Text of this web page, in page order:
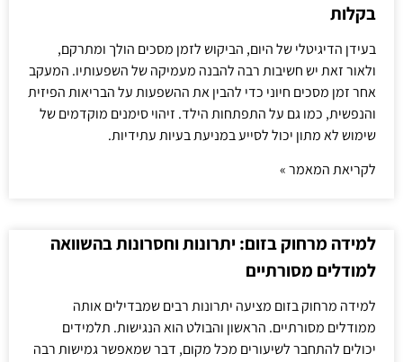
בקלות
בעידן הדיגיטלי של היום, הביקוש לזמן מסכים הולך ומתרקם,
ולאור זאת יש חשיבות רבה להבנה מעמיקה של השפעותיו. המעקב
אחר זמן מסכים חיוני כדי להבין את ההשפעות על הבריאות הפיזית
והנפשית, כמו גם על התפתחות הילד. זיהוי סימנים מוקדמים של
שימוש לא מתון יכול לסייע במניעת בעיות עתידיות.
לקריאת המאמר »
למידה מרחוק בזום: יתרונות וחסרונות בהשוואה
למודלים מסורתיים
למידה מרחוק בזום מציעה יתרונות רבים שמבדילים אותה
ממודלים מסורתיים. הראשון והבולט הוא הנגישות. תלמידים
יכולים להתחבר לשיעורים מכל מקום, דבר שמאפשר גמישות רבה